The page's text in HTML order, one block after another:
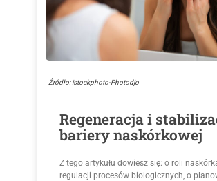
Źródło: istockphoto-Photodjo
Regeneracja i
bariery naskórkowej
Z tego artykułu dowiesz się: o roli
regulacji procesów biologicznych, o